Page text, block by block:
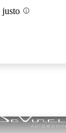
justo
Aviso